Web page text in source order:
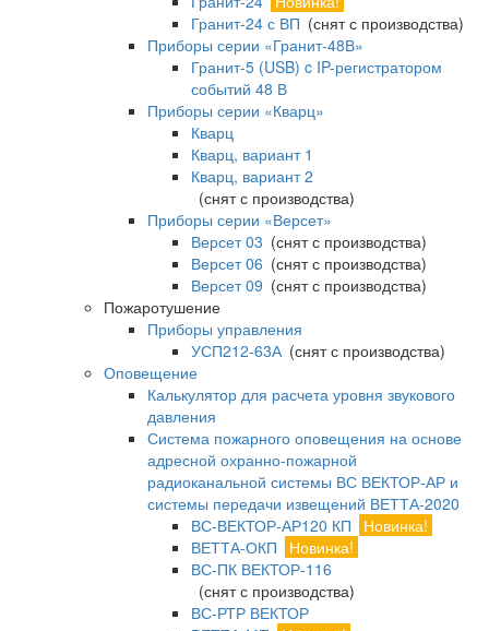
Гранит-24 с ВП (снят с производства)
Приборы серии «Гранит-48В»
Гранит-5 (USB) c IP-регистратором
событий 48 В
Приборы серии «Кварц»
Кварц
Кварц, вариант 1
Кварц, вариант 2
(снят с производства)
Приборы серии «Версет»
Версет 03 (снят с производства)
Версет 06 (снят с производства)
Версет 09 (снят с производства)
Пожаротушение
Приборы управления
УСП212-63А(снят с производства)
Оповещение
Калькулятор для расчета уровня звукового
давления
Система пожарного оповещения на основе
адресной охранно-пожарной
радиоканальной системы ВС ВЕКТОР-АР и
системы передачи извещений ВЕТТА-2020
ВС-ВЕКТОР-АР120 КП
Новинка!
ВЕТТА-ОКП
Новинка!
ВС-ПК ВЕКТОР-116
(снят с производства)
ВС-РТР ВЕКТОР